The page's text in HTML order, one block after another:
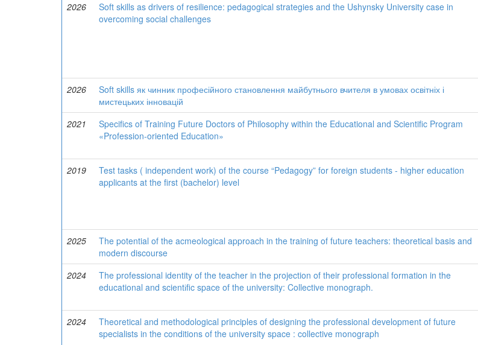
2026
Soft skills as drivers of resilience: pedagogical strategies and the Ushynsky University case in
overcoming social challenges
2026
Soft skills як чинник професійного становлення майбутнього вчителя в умовах освітніх і
мистецьких інновацій
2021
Specifics of Training Future Doctors of Philosophy within the Educational and Scientific Program
«Profession-oriented Education»
2019
Test tasks ( independent work) of the course “Pedagogy” for foreign students - higher education
applicants at the first (bachelor) level
2025
The potential of the acmeological approach in the training of future teachers: theoretical basis and
modern discourse
2024
The professional identity of the teacher in the projection of their professional formation in the
educational and scientіfic space of the university: Collective monograph.
2024
Theoretical and methodological principles of designing the professional development of future
specialists in the conditions of the university space : collective monograph